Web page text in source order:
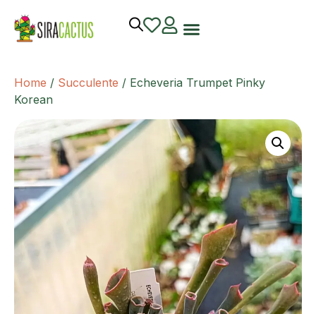
Home / Succulente / Echeveria Trumpet Pinky
Korean